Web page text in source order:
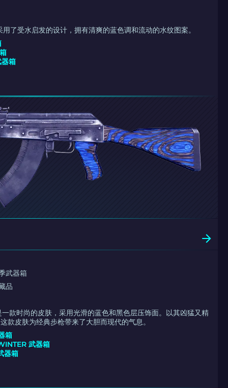
了受水启发的设计，拥有清爽的蓝色调和流动的水纹图案。
箱
武器箱
品
款时尚的皮肤，采用光滑的蓝色和黑色层压饰面。以其凶猛又精
款皮肤为经典步枪带来了大胆而现代的气息。
箱
武器箱
器箱